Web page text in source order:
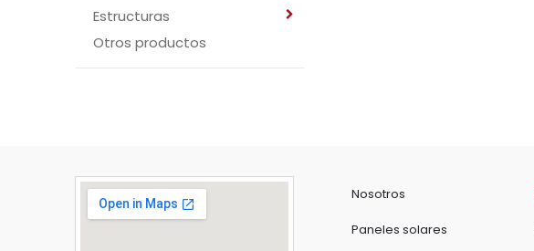
Estructuras
Otros productos
Nosotros
Paneles solares